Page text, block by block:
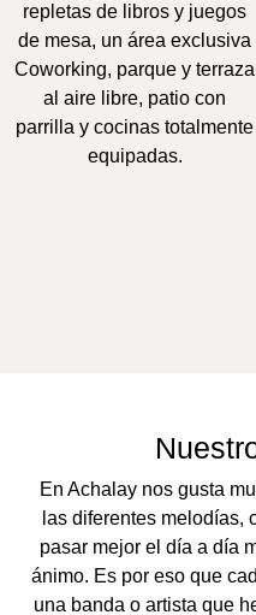
repletas de libros y juegos
de mesa, un área exclusiva
Coworking, parque y terraza
al aire libre, patio con
parrilla y cocinas totalmente
equipadas.
En Achalay nos gusta
las diferentes melodías,
pasar mejor el día a día
ánimo. Es por eso que
una banda o artista que